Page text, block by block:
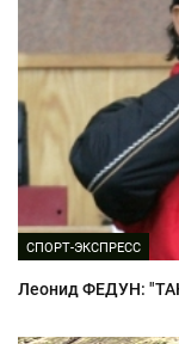
СПОРТ-ЭКСПРЕСС
Леонид ФЕДУН: